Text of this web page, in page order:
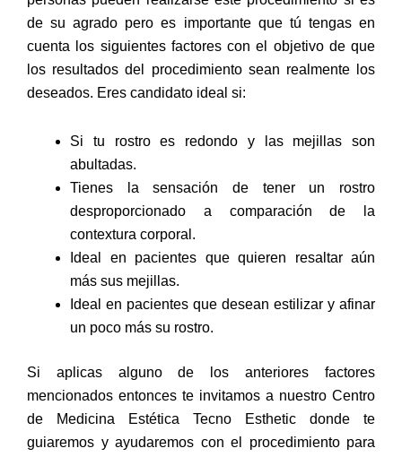
de su agrado pero es importante que tú tengas en
cuenta los siguientes factores con el objetivo de que
los resultados del procedimiento sean realmente los
deseados. Eres candidato ideal si:
Si tu rostro es redondo y las mejillas son
abultadas.
Tienes la sensación de tener un rostro
desproporcionado a comparación de la
contextura corporal.
Ideal en pacientes que quieren resaltar aún
más sus mejillas.
Ideal en pacientes que desean estilizar y afinar
un poco más su rostro.
Si aplicas alguno de los anteriores factores
mencionados entonces te invitamos a nuestro Centro
de Medicina Estética Tecno Esthetic donde te
guiaremos y ayudaremos con el procedimiento para